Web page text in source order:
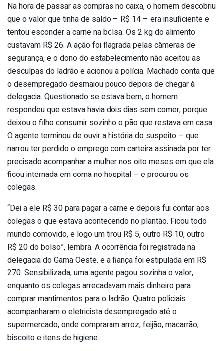
Na hora de passar as compras no caixa, o homem descobriu
que o valor que tinha de saldo – R$ 14 – era insuficiente e
tentou esconder a carne na bolsa. Os 2 kg do alimento
custavam R$ 26. A ação foi flagrada pelas câmeras de
segurança, e o dono do estabelecimento não aceitou as
desculpas do ladrão e acionou a polícia. Machado conta que
o desempregado desmaiou pouco depois de chegar à
delegacia. Questionado se estava bem, o homem
respondeu que estava havia dois dias sem comer, porque
deixou o filho consumir sozinho o pão que restava em casa.
O agente terminou de ouvir a história do suspeito – que
narrou ter perdido o emprego com carteira assinada por ter
precisado acompanhar a mulher nos oito meses em que ela
ficou internada em coma no hospital – e procurou os
colegas.
“Dei a ele R$ 30 para pagar a carne e depois fui contar aos
colegas o que estava acontecendo no plantão. Ficou todo
mundo comovido, e logo um tirou R$ 5, outro R$ 10, outro
R$ 20 do bolso”, lembra. A ocorrência foi registrada na
delegacia do Gama Oeste, e a fiança foi estipulada em R$
270. Sensibilizada, uma agente pagou sozinha o valor,
enquanto os colegas arrecadavam mais dinheiro para
comprar mantimentos para o ladrão. Quatro policiais
acompanharam o eletricista desempregado até o
supermercado, onde compraram arroz, feijão, macarrão,
biscoito e itens de higiene.